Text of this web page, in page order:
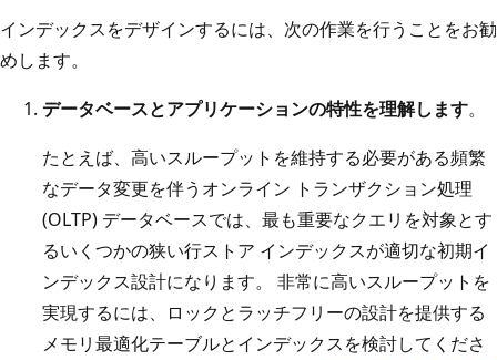
インデックスをデザインするには、次の作業を行うことをお勧
めします。
データベースとアプリケーションの特性を理解します。
たとえば、高いスループットを維持する必要がある頻繁
なデータ変更を伴うオンライン トランザクション処理
(OLTP) データベースでは、最も重要なクエリを対象とす
るいくつかの狭い行ストア インデックスが適切な初期イ
ンデックス設計になります。 非常に高いスループットを
実現するには、ロックとラッチフリーの設計を提供する
メモリ最適化テーブルとインデックスを検討してくださ